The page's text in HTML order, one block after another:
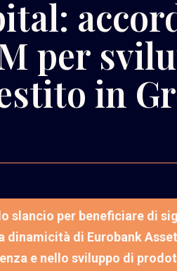
per
in
slancio per beneficiare di
di Eurobank
e nello sviluppo di